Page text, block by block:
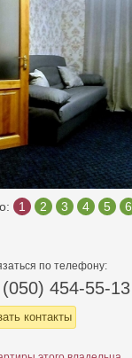
1 2 3 4 5 6
по телефону:
454-55-13
контакты